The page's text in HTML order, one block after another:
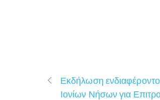
Εκδήλωση
Ιονίων Νήσων για